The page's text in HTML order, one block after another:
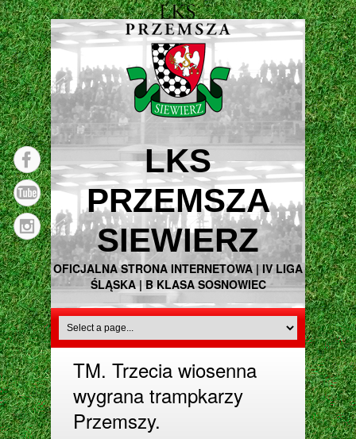
LKS
PRZEMSZA
SIEWIERZ
OFICJALNA STRONA INTERNETOWA | IV LIGA
ŚLĄSKA | B KLASA SOSNOWIEC
TM. Trzecia wiosenna
wygrana trampkarzy
Przemszy.